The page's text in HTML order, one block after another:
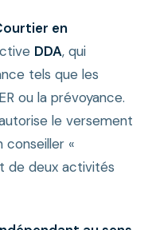
en
DDA, qui
tels que les
ou la prévoyance.
le versement
conseiller «
de deux activités